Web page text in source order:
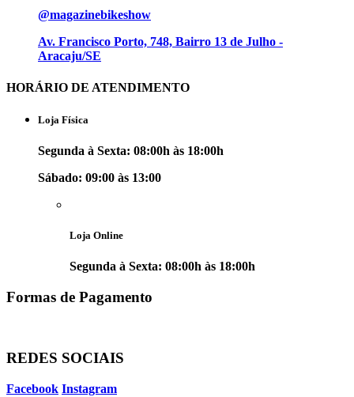
@magazinebikeshow
⁠Av. Francisco Porto, 748, Bairro 13 de Julho -
Aracaju/SE
HORÁRIO DE ATENDIMENTO
Loja Física
Segunda à Sexta: 08:00h às 18:00h
Sábado: 09:00 às 13:00
Loja Online
Segunda à Sexta: 08:00h às 18:00h
Formas de Pagamento
REDES SOCIAIS
Facebook Instagram